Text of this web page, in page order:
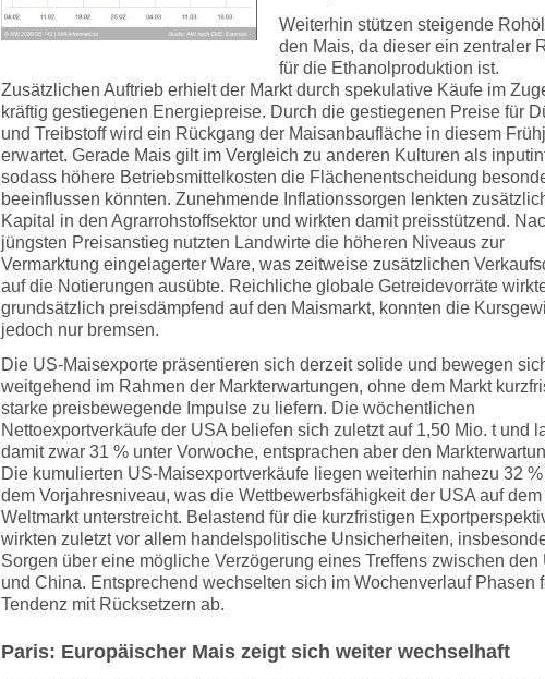
Weiterhin stützen steigende
den Mais, da dieser ein zentraler
für die Ethanolproduktion ist.
Zusätzlichen Auftrieb erhielt der Markt durch spekulative Käufe im
kräftig gestiegenen Energiepreise. Durch die gestiegenen Preise für
und Treibstoff wird ein Rückgang der Maisanbaufläche in diesem
erwartet. Gerade Mais gilt im Vergleich zu anderen Kulturen als
sodass höhere Betriebsmittelkosten die Flächenentscheidung
beeinflussen könnten. Zunehmende Inflationssorgen lenkten
Kapital in den Agrarrohstoffsektor und wirkten damit preisstützend.
jüngsten Preisanstieg nutzten Landwirte die höheren Niveaus zur
Vermarktung eingelagerter Ware, was zeitweise zusätzlichen
auf die Notierungen ausübte. Reichliche globale Getreidevorräte
grundsätzlich preisdämpfend auf den Maismarkt, konnten die
jedoch nur bremsen.
Die US-Maisexporte präsentieren sich derzeit solide und bewegen
weitgehend im Rahmen der Markterwartungen, ohne dem Markt
starke preisbewegende Impulse zu liefern. Die wöchentlichen
Nettoexportverkäufe der USA beliefen sich zuletzt auf 1,50 Mio. t und
damit zwar 31 % unter Vorwoche, entsprachen aber den
Die kumulierten US-Maisexportverkäufe liegen weiterhin nahezu 32
dem Vorjahresniveau, was die Wettbewerbsfähigkeit der USA auf dem
Weltmarkt unterstreicht. Belastend für die kurzfristigen
wirkten zuletzt vor allem handelspolitische Unsicherheiten,
Sorgen über eine mögliche Verzögerung eines Treffens zwischen den
und China. Entsprechend wechselten sich im Wochenverlauf Phasen
Tendenz mit Rücksetzern ab.
Paris: Europäischer Mais zeigt sich weiter wechselhaft